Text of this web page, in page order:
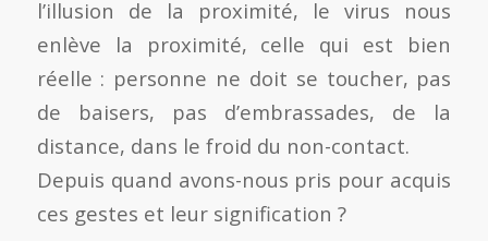
l’illusion de la proximité, le virus nous
enlève la proximité, celle qui est bien
réelle : personne ne doit se toucher, pas
de baisers, pas d’embrassades, de la
distance, dans le froid du non-contact.
Depuis quand avons-nous pris pour acquis
ces gestes et leur signification ?